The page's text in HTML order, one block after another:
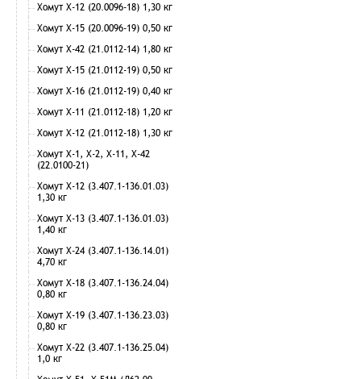
Хомут Х-12 (20.0096-18) 1,30 кг
Хомут Х-15 (20.0096-19) 0,50 кг
Хомут Х-42 (21.0112-14) 1,80 кг
Хомут Х-15 (21.0112-19) 0,50 кг
Хомут Х-16 (21.0112-19) 0,40 кг
Хомут Х-11 (21.0112-18) 1,20 кг
Хомут Х-12 (21.0112-18) 1,30 кг
Хомут Х-1, Х-2, Х-11, Х-42
(22.0100-21)
Хомут Х-12 (3.407.1-136.01.03)
1,30 кг
Хомут Х-13 (3.407.1-136.01.03)
1,40 кг
Хомут Х-24 (3.407.1-136.14.01)
4,70 кг
Хомут Х-18 (3.407.1-136.24.04)
0,80 кг
Хомут Х-19 (3.407.1-136.23.03)
0,80 кг
Хомут Х-22 (3.407.1-136.25.04)
1,0 кг